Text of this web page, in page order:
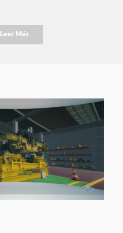
Leer Más